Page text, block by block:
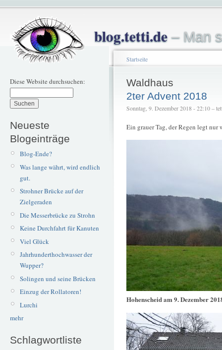
blog.tetti.de– Man
Diese Website durchsuchen:
Neueste
Blogeinträge
Blog-Ende?
Was lange währt, wird endlich
gut.
Strohner Brücke auf der
Zielgeraden
Die Messerbrücke zu Strohn
Keine Durchfahrt für Kanuten
Viel Glück
Jahrhunderthochwasser der
Wupper?
Solingen und seine Brücken
Einzug der Rollatoren!
Lurchi
mehr
Schlagwortliste
Startseite
Waldhaus
2ter Advent 2018
Sonntag, 9. Dezember 2018 - 22:10 –
Ein grauer Tag, der Regen legt nur
Hohenscheid am 9. Dezember